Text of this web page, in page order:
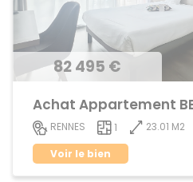
82 495 €
Achat Appartement
RENNES 1
23.01 M2
Voir le bien